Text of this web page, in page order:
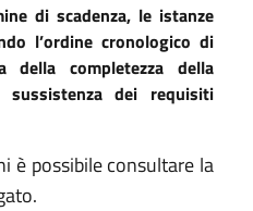
di scadenza, le istanze
l’ordine cronologico di
della completezza della
sussistenza dei requisiti
è possibile consultare la